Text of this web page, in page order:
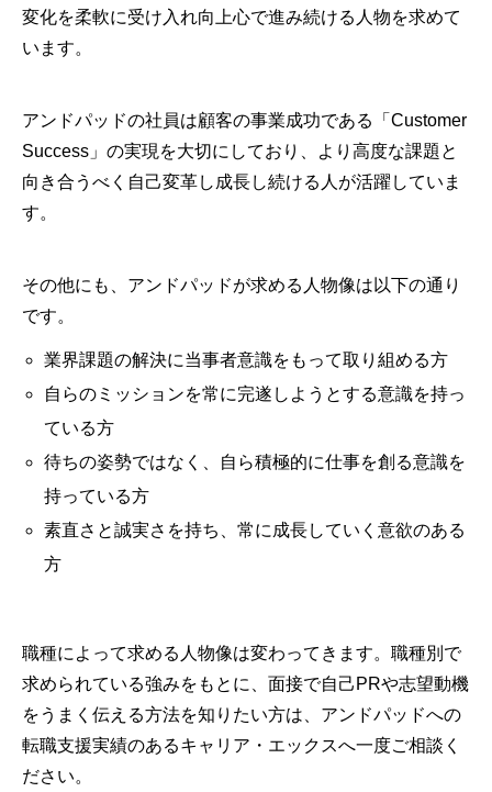
変化を柔軟に受け入れ向上心で進み続ける人物を求めて
います。
アンドパッドの社員は顧客の事業成功である「Customer
Success」の実現を大切にしており、より高度な課題と
向き合うべく自己変革し成長し続ける人が活躍していま
す。
その他にも、アンドパッドが求める人物像は以下の通り
です。
業界課題の解決に当事者意識をもって取り組める方
自らのミッションを常に完遂しようとする意識を持っ
ている方
待ちの姿勢ではなく、自ら積極的に仕事を創る意識を
持っている方
素直さと誠実さを持ち、常に成長していく意欲のある
方
職種によって求める人物像は変わってきます。職種別で
求められている強みをもとに、面接で自己PRや志望動機
をうまく伝える方法を知りたい方は、アンドパッドへの
転職支援実績のあるキャリア・エックスへ一度ご相談く
ださい。